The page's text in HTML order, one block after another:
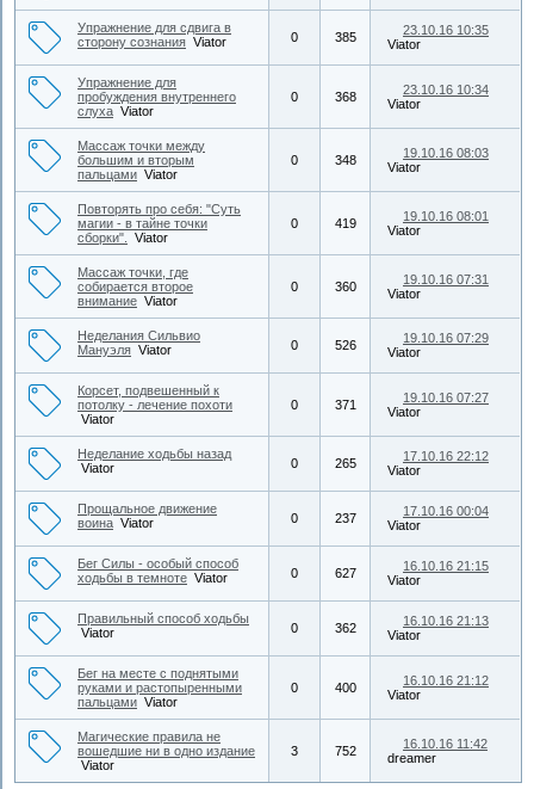
Упражнение для сдвига в
сторону сознания Viator 0 385
23.10.16 10:35
Viator
Упражнение для
пробуждения внутреннего
слуха Viator
0 368
23.10.16 10:34
Viator
Массаж точки между
большим и вторым
пальцами Viator
0 348
19.10.16 08:03
Viator
Повторять про себя: "Суть
магии - в тайне точки
сборки".
Viator
0 419
19.10.16 08:01
Viator
Массаж точки, где
собирается второе
внимание Viator
0 360
19.10.16 07:31
Viator
Неделания Сильвио
Мануэля Viator 0 526
19.10.16 07:29
Viator
Корсет, подвешенный к
потолку - лечение похоти
Viator
0 371
19.10.16 07:27
Viator
Неделание ходьбы назад
Viator
0 265
17.10.16 22:12
Viator
Прощальное движение
воина Viator 0 237
17.10.16 00:04
Viator
Бег Силы - особый способ
ходьбы в темноте Viator 0 627
16.10.16 21:15
Viator
Правильный способ ходьбы
Viator
0 362
16.10.16 21:13
Viator
Бег на месте с поднятыми
руками и растопыренными
пальцами Viator
0 400
16.10.16 21:12
Viator
Магические правила не
вошедшие ни в одно издание
Viator
3 752
16.10.16 11:42
dreamer